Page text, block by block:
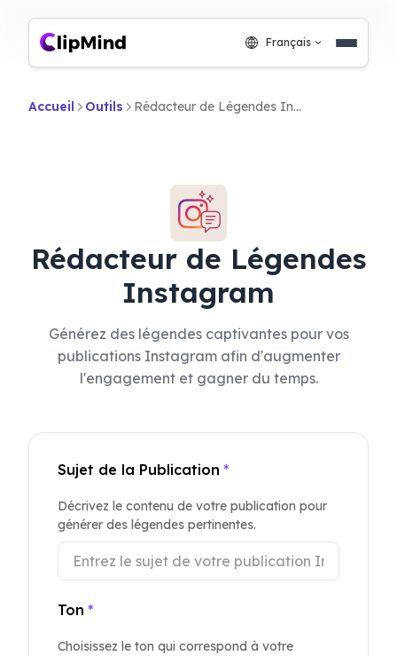
Français
Accueil Outils Rédacteur de Légendes Instagram
Rédacteur de Légendes
Instagram
Générez des légendes captivantes pour vos
publications Instagram afin d'augmenter
l'engagement et gagner du temps.
Sujet de la Publication *
Décrivez le contenu de votre publication pour
générer des légendes pertinentes.
Ton *
Choisissez le ton qui correspond à votre